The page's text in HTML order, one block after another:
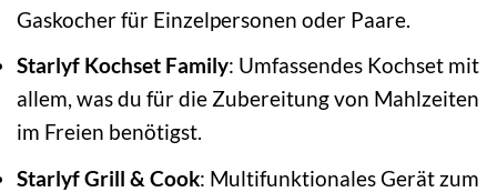
Gaskocher für Einzelpersonen oder Paare.
Starlyf Kochset Family: Umfassendes Kochset mit
allem, was du für die Zubereitung von Mahlzeiten
im Freien benötigst.
Starlyf Grill & Cook: Multifunktionales Gerät zum